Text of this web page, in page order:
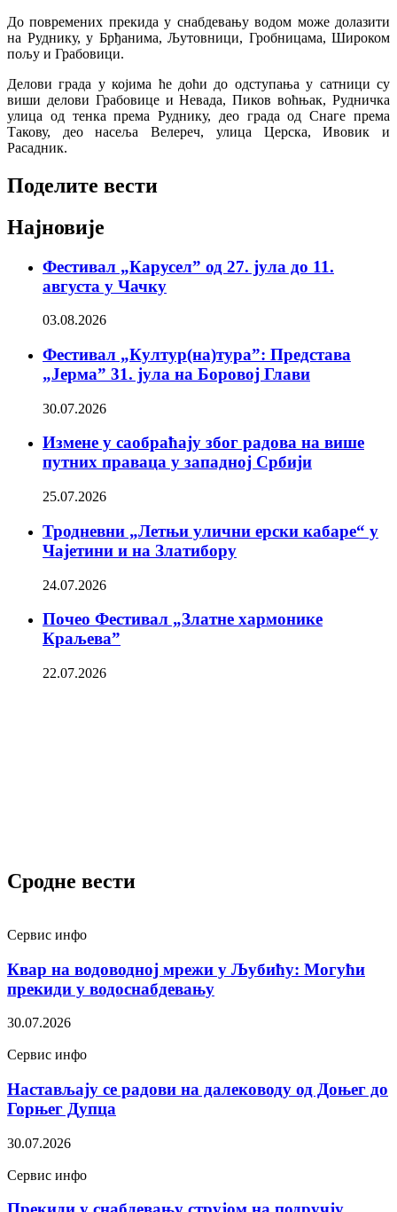
До повремених прекида у снабдевању водом може долазити
на Руднику, у Брђанима, Љутовници, Гробницама, Широком
пољу и Грабовици.
Делови града у којима ће доћи до одступања у сатници су
виши делови Грабовице и Невада, Пиков воћњак, Рудничка
улица од тенка према Руднику, део града од Снаге према
Такову, део насеља Велереч, улица Церска, Ивовик и
Расадник.
Поделите вести
Најновије
Фестивал „Карусел” од 27. јула до 11.
августа у Чачку
03.08.2026
Фестивал „Култур(на)тура”: Представа
„Јерма” 31. јула на Боровој Глави
30.07.2026
Измене у саобраћају због радова на више
путних праваца у западној Србији
25.07.2026
Тродневни „Летњи улични ерски кабаре“ у
Чајетини и на Златибору
24.07.2026
Почео Фестивал „Златне хармонике
Краљева”
22.07.2026
Сродне вести
Сервис инфо
Квар на водоводној мрежи у Љубићу: Могући
прекиди у водоснабдевању
30.07.2026
Сервис инфо
Настављају се радови на далеководу од Доњег до
Горњег Дупца
30.07.2026
Сервис инфо